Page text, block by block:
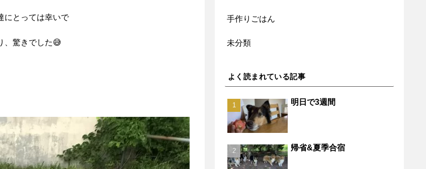
にとっては幸いで
、驚きでした😅
手作りごはん
未分類
よく読まれている記事
明日で3週間
帰省&夏季合宿